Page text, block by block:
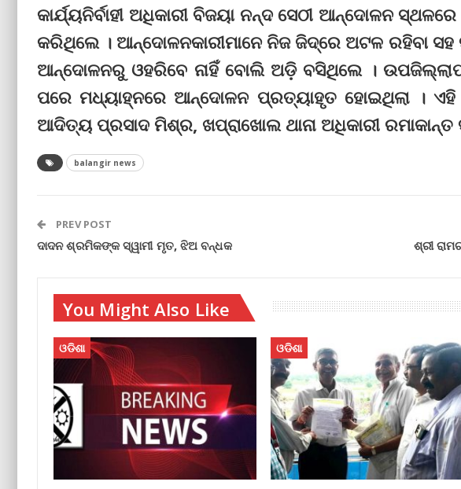
କାର୍ଯ୍ୟନିର୍ବାହୀ ଅଧିକାରୀ ବିଜୟା ନନ୍ଦ ସେଠୀ ଆନ୍ଦୋଳନ
କରିଥିଲେ । ଆନ୍ଦୋଳନକାରୀମାନେ ନିଜ ଜିଦ୍‌ରେ ଅଟଳ ରହିବା ସହ
ଆନ୍ଦୋଳନରୁ ଓହରିବେ ନାହିଁ ବୋଲି ଅଡ଼ି ବସିଥିଲେ ।
ପରେ ମଧ୍ୟାହ୍ନରେ ଆନ୍ଦୋଳନ ପ୍ରତ୍ୟାହୃତ ହୋଇଥିଲା ।
ଆଦିତ୍ୟ ପ୍ରସାଦ ମିଶ୍ର, ଖପ୍ରାଖୋଲ ଥାନା ଅଧିକାରୀ
balangir news
PREV POST
ଦାଦନ ଶ୍ରମିକଙ୍କ ସ୍ୱାମୀ ମୃତ, ଝିଅ ବନ୍ଧକ ଶ୍ରୀ
You Might Also Like
ଓଡିଶା ଓଡିଶା